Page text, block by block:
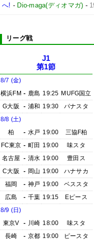
へ! - Dio-maga(ディオマガ) -
リーグ戦
J1
第1節
8/7 (金)
横浜FM - 鹿島 19:25 MUFG国立
G大阪
- 浦和 19:30
パナスタ
8/8 (土)
柏
- 水戸 19:00
三協F柏
FC東京 - 町田 19:00
味スタ
名古屋 - 清水 19:00
豊田ス
C大阪
- 岡山 19:00
ハナサカ
福岡
- 神戸 19:00
ベススタ
広島
- 千葉 19:15
Eピース
8/9 (日)
東京V
- 川崎 18:00
味スタ
長崎
- 京都 19:00 ピースタ